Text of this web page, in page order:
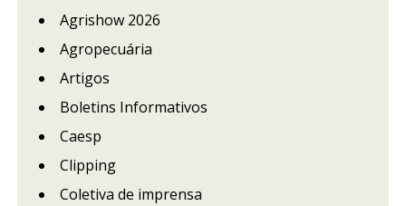
Agrishow 2026
Agropecuária
Artigos
Boletins Informativos
Caesp
Clipping
Coletiva de imprensa